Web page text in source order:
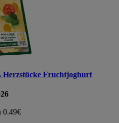
Herzstücke Fruchtjoghurt
0.49€